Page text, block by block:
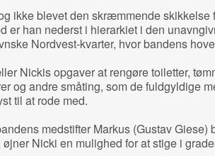
ikke blevet den skræmmende skikkelse
er han nederst i hierarkiet i den
Nordvest-kvarter, hvor bandens
Nickis opgaver at rengøre toiletter,
og andre småting, som de fuldgyldige
til at rode med.
medstifter Markus (Gustav Giese)
Nicki en mulighed for at stige i